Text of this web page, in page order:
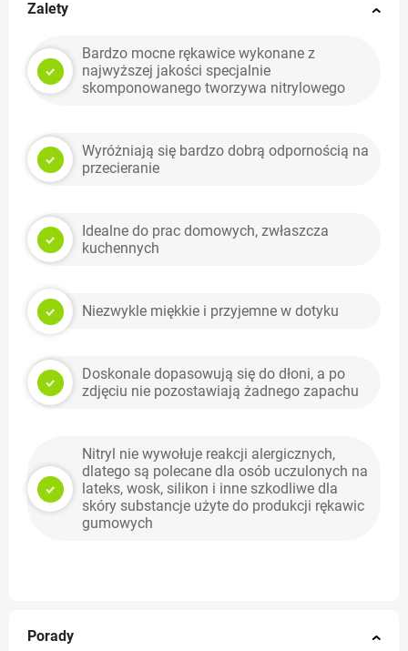
Zalety
Bardzo mocne rękawice wykonane z
najwyższej jakości specjalnie
skomponowanego tworzywa nitrylowego
Wyróżniają się bardzo dobrą odpornością na
przecieranie
Idealne do prac domowych, zwłaszcza
kuchennych
Niezwykle miękkie i przyjemne w dotyku
Doskonale dopasowują się do dłoni, a po
zdjęciu nie pozostawiają żadnego zapachu
Nitryl nie wywołuje reakcji alergicznych,
dlatego są polecane dla osób uczulonych na
lateks, wosk, silikon i inne szkodliwe dla
skóry substancje użyte do produkcji rękawic
gumowych
Porady